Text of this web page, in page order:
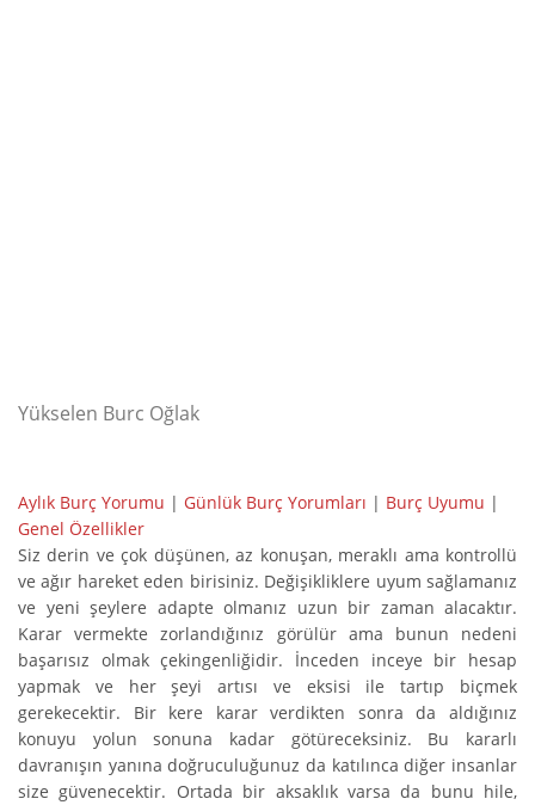
Yükselen Burc Oğlak
Aylık Burç Yorumu | Günlük Burç Yorumları | Burç Uyumu |
Genel Özellikler
Siz derin ve çok düşünen, az konuşan, meraklı ama kontrollü
ve ağır hareket eden birisiniz. Değişikliklere uyum sağlamanız
ve yeni şeylere adapte olmanız uzun bir zaman alacaktır.
Karar vermekte zorlandığınız görülür ama bunun nedeni
başarısız olmak çekingenliğidir. İnceden inceye bir hesap
yapmak ve her şeyi artısı ve eksisi ile tartıp biçmek
gerekecektir. Bir kere karar verdikten sonra da aldığınız
konuyu yolun sonuna kadar götüreceksiniz. Bu kararlı
davranışın yanına doğruculuğunuz da katılınca diğer insanlar
size güvenecektir. Ortada bir aksaklık varsa da bunu hile,